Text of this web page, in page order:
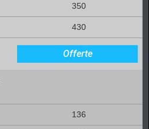
350
430
Offerte
136